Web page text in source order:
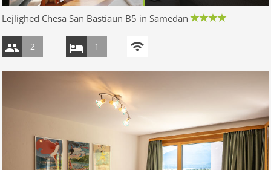
Lejlighed Chesa San Bastiaun B5 in Samedan
2 1